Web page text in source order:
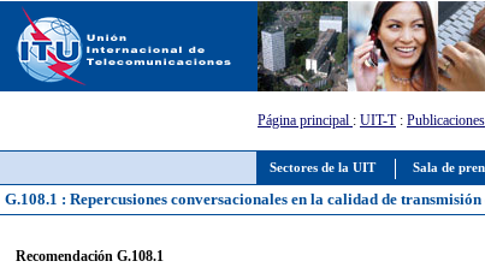
Sectores de la UIT Sala de
Página principal : UIT-T: Publicaciones
G.108.1 : Repercusiones conversacionales en la calidad de
Recomendación G.108.1